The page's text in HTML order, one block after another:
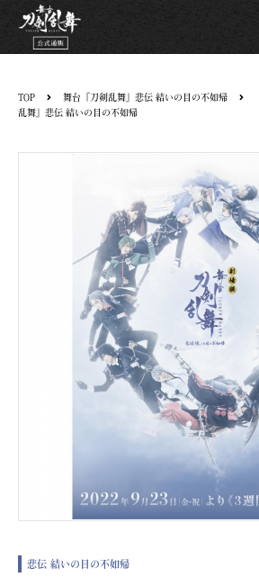
TOP 舞台『刀剣乱舞』悲伝 結いの目の不如帰
乱舞』悲伝 結いの目の不如帰
悲伝 結いの目の不如帰